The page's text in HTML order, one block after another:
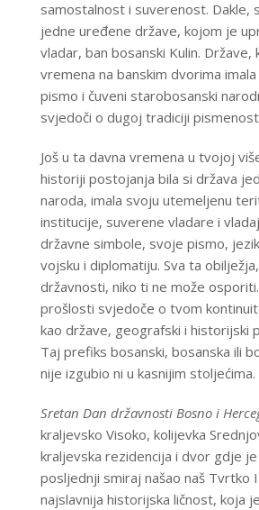
samostalnost i suverenost. Dakle,
jedne uređene države, kojom je
vladar, ban bosanski Kulin. Države,
vremena na banskim dvorima
pismo i čuveni starobosanski
svjedoči o dugoj tradiciji
Još u ta davna vremena u tvojoj
historiji postojanja bila si država
naroda, imala svoju utemeljenu
institucije, suverene vladare i
državne simbole, svoje pismo,
vojsku i diplomatiju. Sva ta
državnosti, niko ti ne može
prošlosti svjedoče o tvom
kao države, geografski i historijski
Taj prefiks bosanski, bosanska ili
nije izgubio ni u kasnijim stoljećima.
Sretan Dan državnosti Bosno i
kraljevsko Visoko, kolijevka
kraljevska rezidencija i dvor gdje je
posljednji smiraj našao naš Tvrtko
najslavnija historijska ličnost, koja